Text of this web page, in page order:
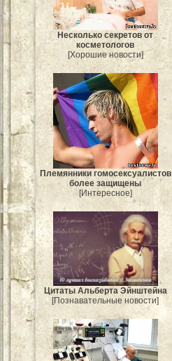
Несколько секретов от
косметологов
[Хорошие новости]
Племянники гомосексуалистов
более защищены
[Интересное]
Цитаты Альберта Эйнштейна
[Познавательные новости]